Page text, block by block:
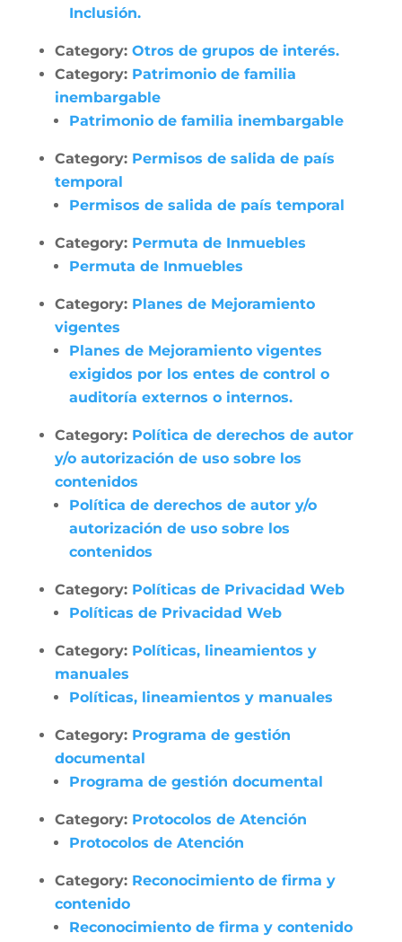
Inclusión.
Category: Otros de grupos de interés.
Category: Patrimonio de familia
inembargable
Patrimonio de familia inembargable
Category: Permisos de salida de país
temporal
Permisos de salida de país temporal
Category: Permuta de Inmuebles
Permuta de Inmuebles
Category: Planes de Mejoramiento
vigentes
Planes de Mejoramiento vigentes
exigidos por los entes de control o
auditoría externos o internos.
Category: Política de derechos de autor
y/o autorización de uso sobre los
contenidos
Política de derechos de autor y/o
autorización de uso sobre los
contenidos
Category: Políticas de Privacidad Web
Políticas de Privacidad Web
Category: Políticas, lineamientos y
manuales
Políticas, lineamientos y manuales
Category: Programa de gestión
documental
Programa de gestión documental
Category: Protocolos de Atención
Protocolos de Atención
Category: Reconocimiento de firma y
contenido
Reconocimiento de firma y contenido